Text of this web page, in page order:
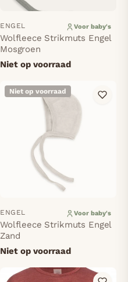
ENGEL Voor baby's
Wolfleece Strikmuts Engel
Mosgroen
Niet op voorraad
Niet op voorraad
ENGEL Voor baby's
Wolfleece Strikmuts Engel
Zand
Niet op voorraad